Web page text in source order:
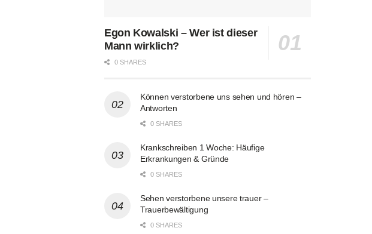
Egon Kowalski – Wer ist dieser
Mann wirklich?
0 SHARES
Können verstorbene uns sehen und hören –
Antworten
0 SHARES
Krankschreiben 1 Woche: Häufige
Erkrankungen & Gründe
0 SHARES
Sehen verstorbene unsere trauer –
Trauerbewältigung
0 SHARES